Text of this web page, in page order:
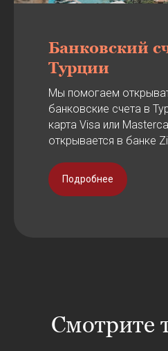
Банковский
Турции
Мы помогаем
банковские счета в
карта Visa или
открывается в банке
Подробнее
Смотрите